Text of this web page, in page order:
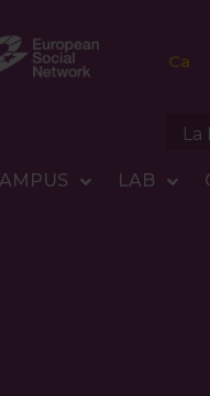
Ca
La
LAB